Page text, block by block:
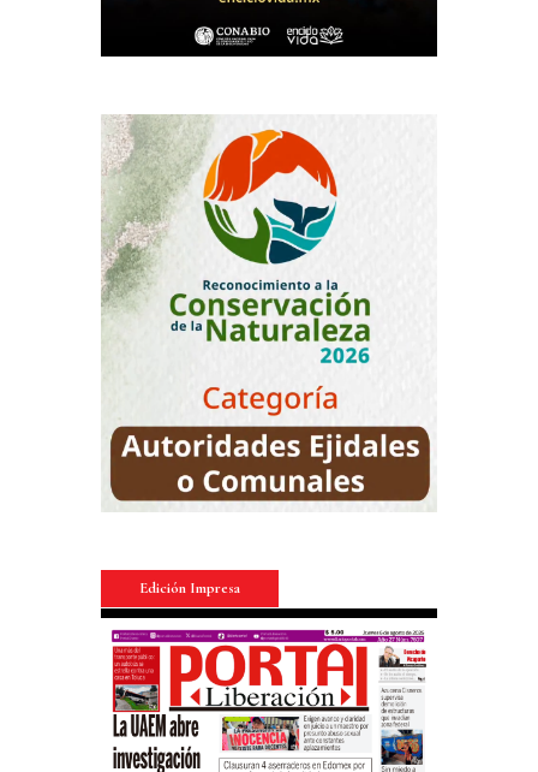
Edición Impresa